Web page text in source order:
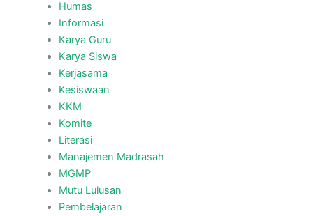
Humas
Informasi
Karya Guru
Karya Siswa
Kerjasama
Kesiswaan
KKM
Komite
Literasi
Manajemen Madrasah
MGMP
Mutu Lulusan
Pembelajaran